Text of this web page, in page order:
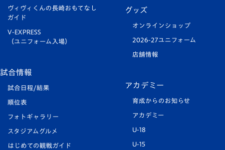
ヴィヴィくんの長崎おもてなし
ガイド
V-EXPRESS
（ユニフォーム入場）
試合情報
試合日程/結果
順位表
フォトギャラリー
スタジアムグルメ
はじめての観戦ガイド
グッズ
オンラインショップ
2026-27ユニフォーム
店舗情報
アカデミー
育成からのお知らせ
アカデミー
U-18
U-15